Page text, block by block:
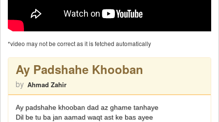
*video may not be correct as it is fetched automatically
Ay Padshahe Khooban
by Ahmad Zahir
Ay padshahe khooban dad az ghame tanhaye
Dil be tu ba jan aamad waqt ast ke bas ayee